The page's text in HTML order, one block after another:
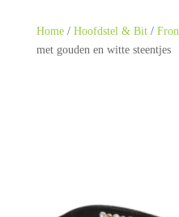
Home/ Hoofdstel & Bit/
met gouden en witte steentjes